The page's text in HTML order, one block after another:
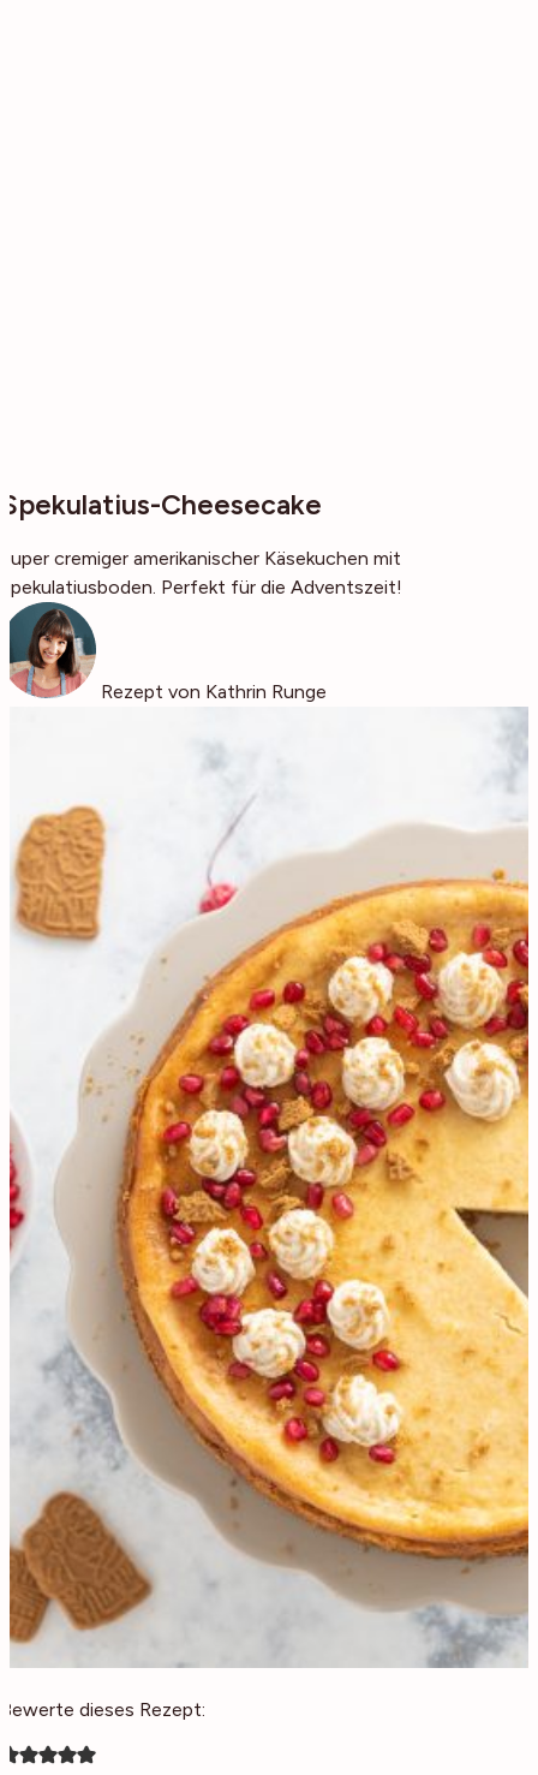
Spekulatius-Cheesecake
Super cremiger amerikanischer Käsekuchen mit
Spekulatiusboden. Perfekt für die Adventszeit!
Rezept von Kathrin Runge
Bewerte dieses Rezept: